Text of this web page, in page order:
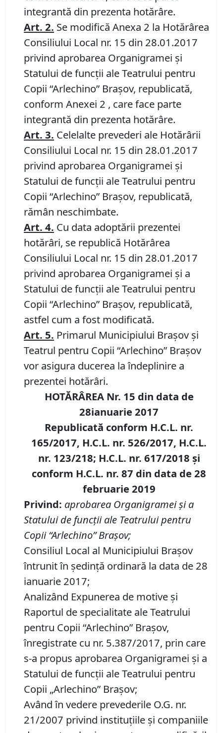
integrantă din prezenta hotărâre.
Art. 2. Se modifică Anexa 2 la Hotărârea
Consiliului Local nr. 15 din 28.01.2017
privind aprobarea Organigramei şi
Statului de funcţii ale Teatrului pentru
Copii “Arlechino” Braşov, republicată,
conform Anexei 2 , care face parte
integrantă din prezenta hotărâre.
Art. 3. Celelalte prevederi ale Hotărârii
Consiliului Local nr. 15 din 28.01.2017
privind aprobarea Organigramei şi
Statului de funcţii ale Teatrului pentru
Copii “Arlechino” Braşov, republicată,
rămân neschimbate.
Art. 4. Cu data adoptării prezentei
hotărâri, se republică Hotărârea
Consiliului Local nr. 15 din 28.01.2017
privind aprobarea Organigramei şi a
Statului de funcţii ale Teatrului pentru
Copii “Arlechino” Braşov, republicată,
astfel cum a fost modificată.
Art. 5. Primarul Municipiului Braşov şi
Teatrul pentru Copii “Arlechino” Braşov
vor asigura ducerea la îndeplinire a
prezentei hotărâri.
HOTĂRÂREA Nr. 15 din data de
28ianuarie 2017
Republicată conform H.C.L. nr.
165/2017, H.C.L. nr. 526/2017, H.C.L.
nr. 123/218; H.C.L. nr. 617/2018 şi
conform H.C.L. nr. 87 din data de 28
februarie 2019
Privind: aprobarea Organigramei şi a
Statului de funcţii ale Teatrului pentru
Copii “Arlechino” Braşov;
Consiliul Local al Municipiului Braşov
întrunit în şedinţă ordinară la data de 28
ianuarie 2017;
Analizând Expunerea de motive şi
Raportul de specialitate ale Teatrului
pentru Copii “Arlechino” Braşov,
înregistrate cu nr. 5.387/2017, prin care
s-a propus aprobarea Organigramei şi a
Statului de funcţii ale Teatrului pentru
Copii „Arlechino” Braşov;
Având în vedere prevederile O.G. nr.
21/2007 privind instituţiile şi companiile